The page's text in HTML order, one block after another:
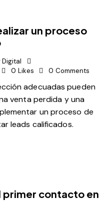
un proceso
0 Likes 0 Comments
adecuadas pueden
venta perdida y una
un proceso de
leads calificados.
primer contacto en